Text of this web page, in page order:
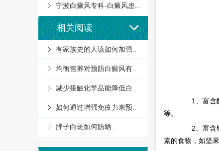
宁波白癜风专科-白癜风患..
相关阅读
有家族史的人该如何加强..
均衡营养对预防白癜风有..
减少接触化学品能降低白..
如何通过增强免疫力来预..
脖子白斑如何防晒..
1、富含酪
等。
2、富含铜
素的食物，如坚